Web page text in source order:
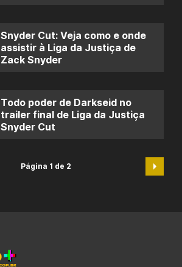
Snyder Cut: Veja como e onde
assistir à Liga da Justiça de
Zack Snyder
Todo poder de Darkseid no
trailer final de Liga da Justiça
Snyder Cut
Página 1 de 2